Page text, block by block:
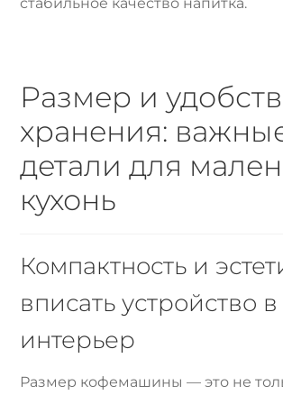
Размер и
хранения:
детали для
кухонь
Компактность и
вписать устройство в
интерьер
Размер кофемашины — это не